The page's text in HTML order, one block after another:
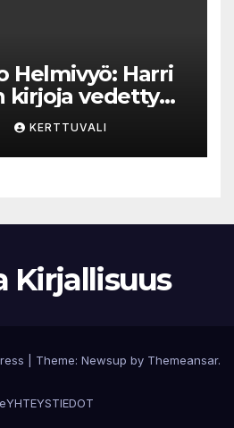
Helmivyö: Harri
kirjoja vedetty
KERTTUVALI
Kirjallisuus
Theme: Newsup by Themeansar.
YHTEYSTIEDOT